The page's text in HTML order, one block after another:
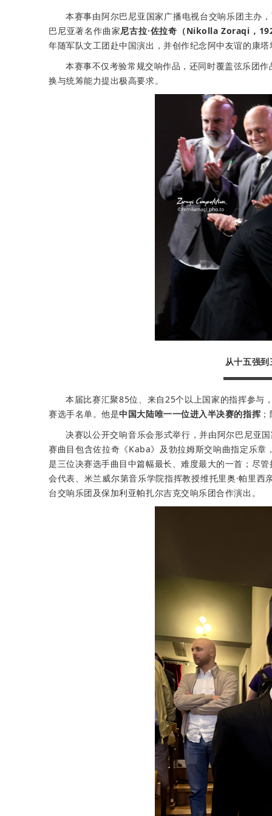
本赛事由阿尔巴尼亚国家广播电视台交响乐团主办
巴尼亚著名作曲家尼古拉·佐拉奇（Nikolla Zoraqi，
年随军队文工团赴中国演出，并创作纪念阿中友谊的康
本赛事不仅考验常规交响作品，还同时覆盖弦乐团
换与统筹能力提出极高要求。
从十五强
本届比赛汇聚85位、来自25个以上国家的指挥参与
赛选手名单。他是中国大陆唯一一位进入半决赛的指挥
决赛以公开交响音乐会形式举行，并由阿尔巴尼亚
赛曲目包含佐拉奇《Kaba》及勃拉姆斯交响曲指定乐
是三位决赛选手曲目中篇幅最长、难度最大的一首；尽
会代表、米兰威尔第音乐学院指挥教授维托里奥·帕里
台交响乐团及保加利亚帕扎尔吉克交响乐团合作演出。